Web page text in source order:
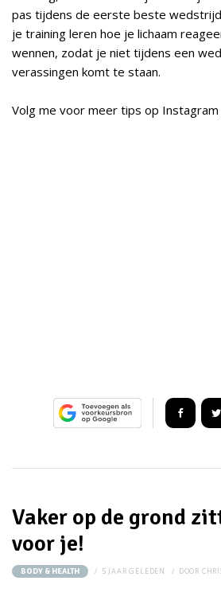
pas tijdens de eerste beste
je training leren hoe je lichaam
wennen, zodat je niet tijdens een
verassingen komt te staan.
Volg me voor meer tips op Instagram
Vaker op de grond
voor je!
BODY & HEALTH 5 JAAR GELEDEN DOOR